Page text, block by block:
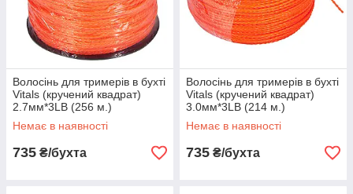
Волосінь для тримерів в бухті
Vitals (кручений квадрат)
2.7мм*3LB (256 м.)
Немає в наявності
735 ₴/бухта
Волосінь для тримерів в бухті
Vitals (кручений квадрат)
3.0мм*3LB (214 м.)
Немає в наявності
735 ₴/бухта